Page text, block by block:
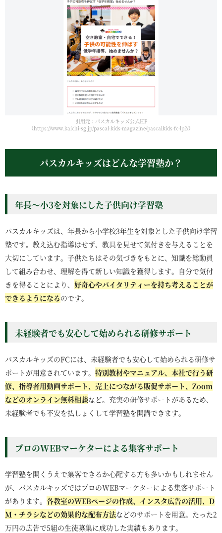
引用元：パスカルキッズ公式HP
（https://www.kaichi-sg.jp/pascal-kids-magazine/pascalkids-fc-lp2/）
パスカルキッズはどんな学習塾か？
年長～小3を対象にした子供向け学習塾
パスカルキッズは、年長から小学校3年生を対象とした子供向け学習
塾です。教え込む指導はせず、教具を見せて気付きを与えることを
大切にしています。子供たちはその気づきをもとに、知識を総動員
して組み合わせ、理解を得て新しい知識を獲得します。自分で気付
きを得ることにより、 好奇心やバイタリティーを持ち考えることが
できるようになるのです。
未経験者でも安心して始められる研修サポート
パスカルキッズのFCには、未経験者でも安心して始められる研修サ
ポートが用意されています。 特別教材やマニュアル、本社で行う研
修、指導者用動画サポート、売上につながる販促サポート、Zoom
などのオンライン無料相談など。充実の研修サポートがあるため、
未経験者でも不安を払しょくして学習塾を開講できます。
プロのWEBマーケターによる集客サポート
学習塾を開くうえで集客できるか心配する方も多いかもしれません
が、パスカルキッズではプロのWEBマーケターによる集客サポート
があります。 各教室のWEBページの作成、インスタ広告の活用、D
M・チラシなどの効果的な配布方法などのサポートを用意。たった2
万円の広告で5組の生徒募集に成功した実績もあります。